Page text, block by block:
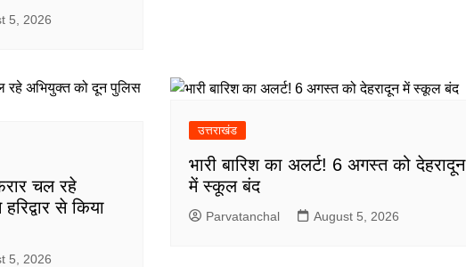
5, 2026
चल रहे
से किया
5, 2026
उत्तराखंड
भारी बारिश का अलर्ट! 6 अगस्त को देहरादून
में स्कूल बंद
Parvatanchal August 5, 2026